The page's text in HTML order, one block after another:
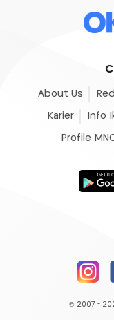
About Us
Karier Info
Profile
© 2007 -